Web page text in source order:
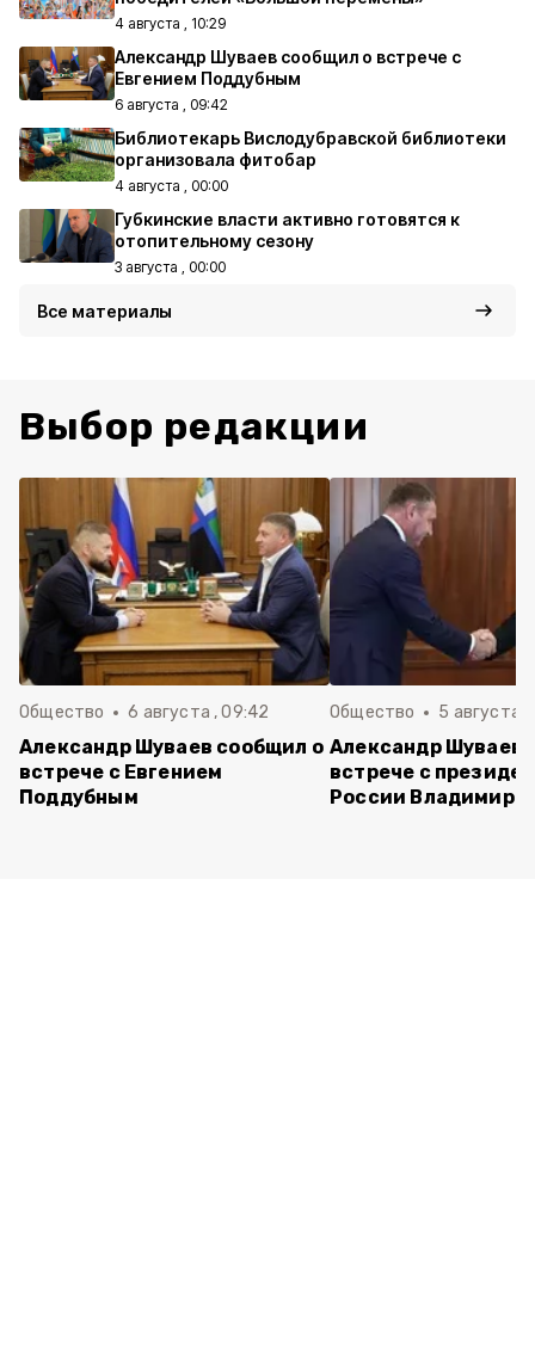
4 августа , 10:29
Александр Шуваев сообщил о встрече с
Евгением Поддубным
6 августа , 09:42
Библиотекарь Вислодубравской библиотеки
организовала фитобар
4 августа , 00:00
Губкинские власти активно готовятся к
отопительному сезону
3 августа , 00:00
Все материалы
Выбор редакции
Общество 6 августа , 09:42
Александр Шуваев сообщил о
встрече с Евгением
Поддубным
Общество 5 августа ,
Александр Шуваев
встрече с
России